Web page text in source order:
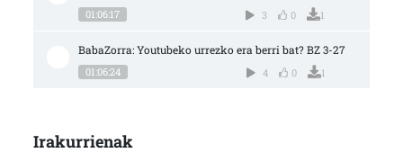
01:06:17 3 0 1
BabaZorra: Youtubeko urrezko era berri bat? BZ 3-27
01:06:24 4 0 1
Irakurrienak